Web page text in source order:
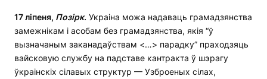
17 ліпеня, Позірк. Украіна можа надаваць грамадзянства
замежнікам і асобам без грамадзянства, якія “ў
вызначаным заканадаўствам <…> парадку” праходзяць
вайсковую службу на падставе кантракта ў шэрагу
ўкраінскіх сілавых структур — Узброеных сілах,